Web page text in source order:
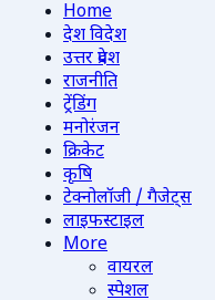
Home
देश विदेश
उत्तर प्रदेश
राजनीति
ट्रेंडिंग
मनोरंजन
क्रिकेट
कृषि
टेक्नोलॉजी / गैजेट्स
लाइफस्टाइल
More
वायरल
स्पेशल